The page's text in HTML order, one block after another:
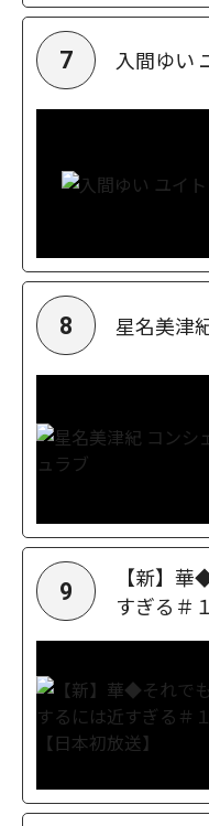
7 入間ゆい
8 星名美津
9
【新】
すぎる＃